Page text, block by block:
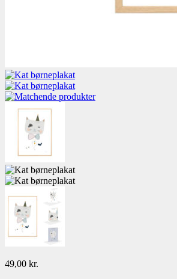
49,00 kr.